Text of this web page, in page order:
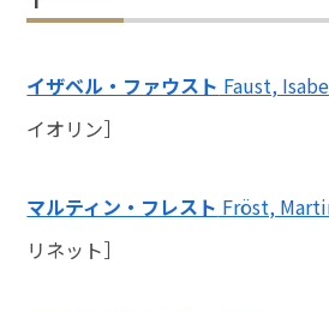
イザベル・ファウスト Faust,
イオリン］
マルティン・フレスト Fröst,
リネット］